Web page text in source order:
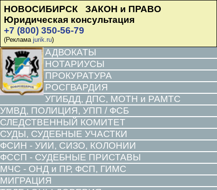
НОВОСИБИРСК ЗАКОН и ПРАВО
Юридическая консультация
+7 (800) 350-56-79
(Реклама jurik.ru)
АДВОКАТЫ
НОТАРИУСЫ
ПРОКУРАТУРА
РОСГВАРДИЯ
УГИБДД, ДПС, МОТН и РАМТС
УМВД, ПОЛИЦИЯ, УПП / ФСБ
СЛЕДСТВЕННЫЙ КОМИТЕТ
СУДЫ, СУДЕБНЫЕ УЧАСТКИ
ФСИН - УИИ, СИЗО, КОЛОНИИ
ФССП - СУДЕБНЫЕ ПРИСТАВЫ
МЧС - ОНД и ПР, ФСП, ГИМС
МИГРАЦИЯ